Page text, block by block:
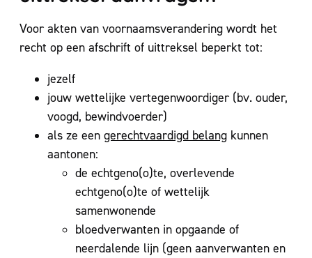
Voor akten van voornaamsverandering wordt het
recht op een afschrift of uittreksel beperkt tot:
jezelf
jouw wettelijke vertegenwoordiger (bv. ouder,
voogd, bewindvoerder)
als ze een gerechtvaardigd belang kunnen
aantonen:
de echtgeno(o)te, overlevende
echtgeno(o)te of wettelijk
samenwonende
bloedverwanten in opgaande of
neerdalende lijn (geen aanverwanten en